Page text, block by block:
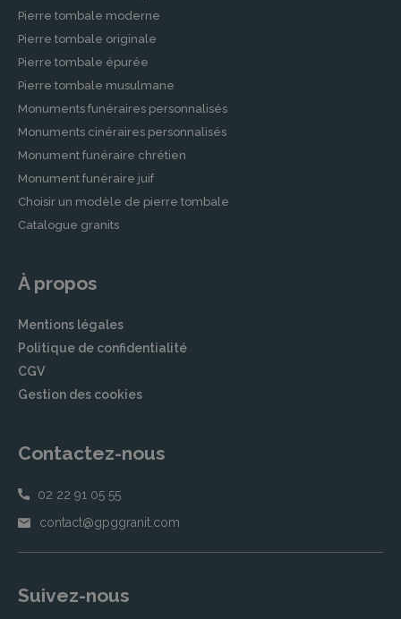
Pierre tombale moderne
Pierre tombale originale
Pierre tombale épurée
Pierre tombale musulmane
Monuments funéraires personnalisés
Monuments cinéraires personnalisés
Monument funéraire chrétien
Monument funéraire juif
Choisir un modèle de pierre tombale
Catalogue granits
À propos
Mentions légales
Politique de confidentialité
CGV
Gestion des cookies
Contactez-nous
02 22 91 05 55
contact@gpggranit.com
Suivez-nous